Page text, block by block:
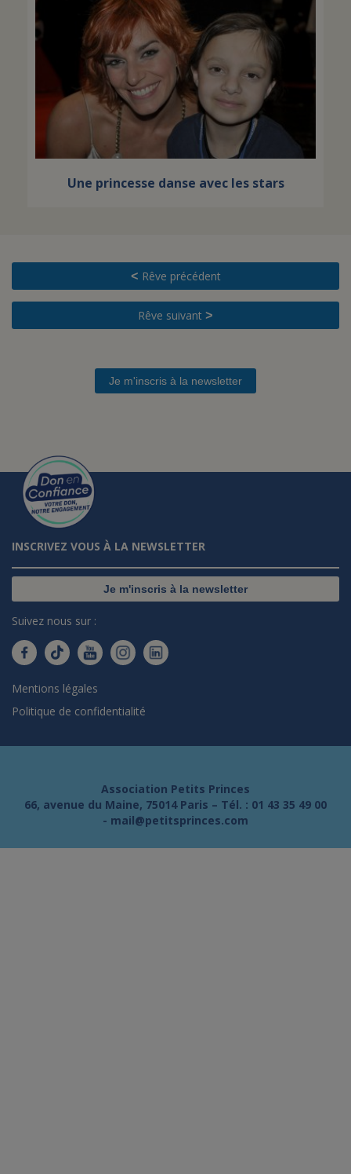
Une princesse danse avec les stars
< Rêve précédent
Rêve suivant >
Je m'inscris à la newsletter
INSCRIVEZ VOUS À LA NEWSLETTER
Je m'inscris à la newsletter
Suivez nous sur :
Mentions légales
Politique de confidentialité
Association Petits Princes
66, avenue du Maine, 75014 Paris – Tél. : 01 43 35 49 00
- mail@petitsprinces.com